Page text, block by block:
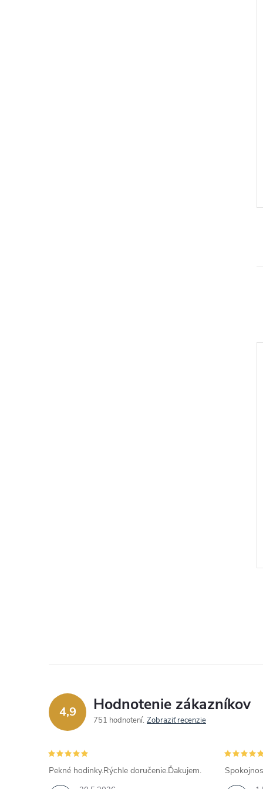
4,9 Hodnotenie zákazníkov
751 hodnotení Zobraziť recenzie
Pekné hodinky.Rýchle doručenie.Ďakujem.